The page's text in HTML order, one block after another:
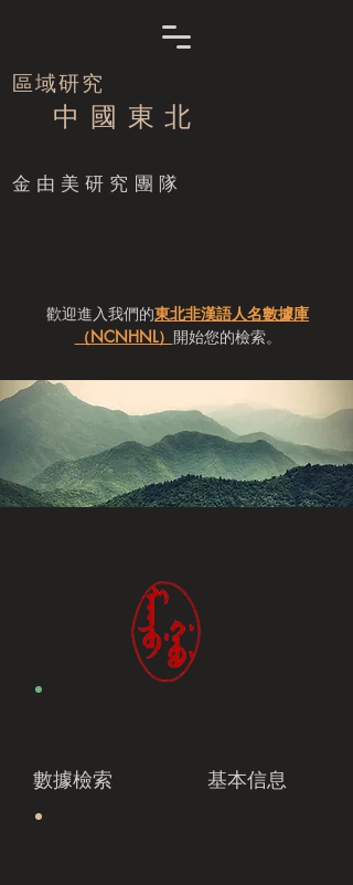
區域研究
中 國 東 北
​金由美研究團隊
歡迎進入我們的東北非漢語人名數據庫
（NCNHNL） 開始您的檢索。
數據檢索 基本信息